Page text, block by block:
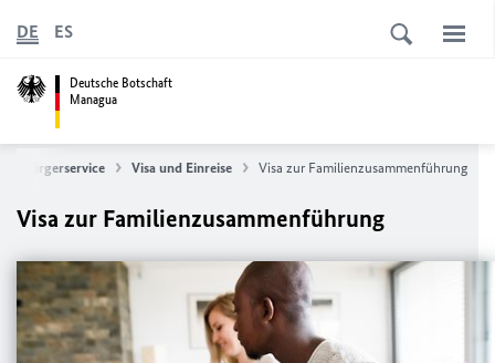
Deutsche Botschaft
Managua
DE ES
Bürgerservice Visa und Einreise Visa zur Familienzusammenführung
Visa zur Familienzusammenführung